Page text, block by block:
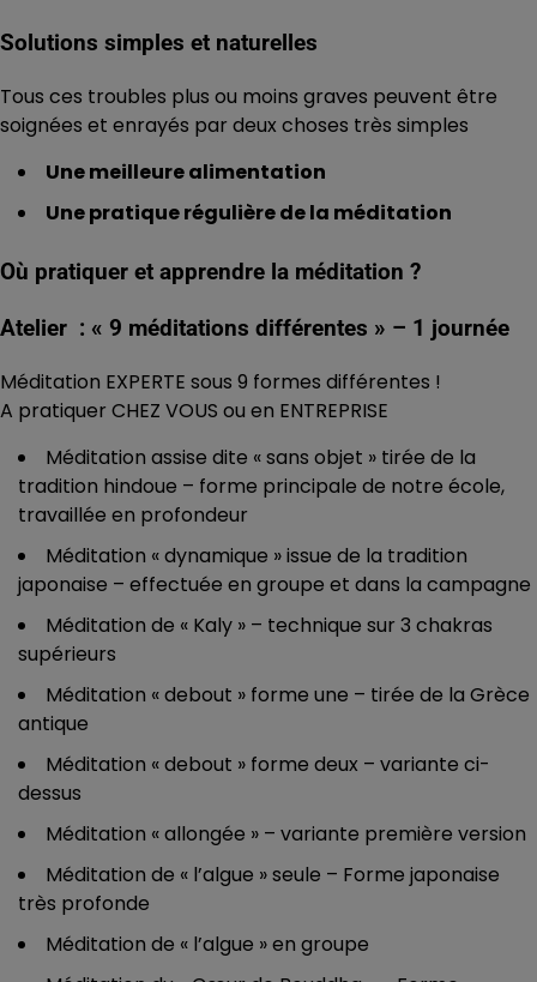
Solutions simples et naturelles
Tous ces troubles plus ou moins graves peuvent être
soignées et enrayés par deux choses très simples
Une meilleure alimentation
Une pratique régulière de la méditation
Où pratiquer et apprendre la méditation ?
Atelier : « 9 méditations différentes » – 1 journée
Méditation EXPERTE sous 9 formes différentes !
A pratiquer CHEZ VOUS ou en ENTREPRISE
Méditation assise dite « sans objet » tirée de la
tradition hindoue – forme principale de notre école,
travaillée en profondeur
Méditation « dynamique » issue de la tradition
japonaise – effectuée en groupe et dans la campagne
Méditation de « Kaly » – technique sur 3 chakras
supérieurs
Méditation « debout » forme une – tirée de la Grèce
antique
Méditation « debout » forme deux – variante ci-
dessus
Méditation « allongée » – variante première version
Méditation de « l’algue » seule – Forme japonaise
très profonde
Méditation de « l’algue » en groupe